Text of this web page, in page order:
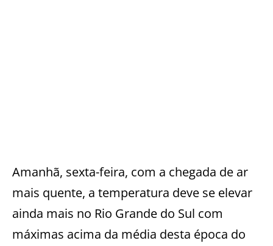
Amanhã, sexta-feira, com a chegada de ar
mais quente, a temperatura deve se elevar
ainda mais no Rio Grande do Sul com
máximas acima da média desta época do